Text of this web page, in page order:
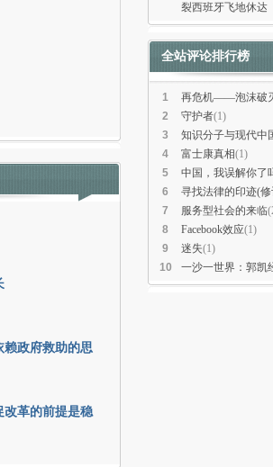
赖政府救助的思
改革的前提是稳
裂西班牙飞地休达
全站评论排行榜
1 再危机——泡沫破
2
守护者(1)
3
知识分子与现代中
4
富士康真相(1)
5
中国，我误解你了
6
寻找法律的印迹(修
7
服务型社会的来临
8
Facebook效应(1)
9
迷失(1)
10
一沙一世界：郭凯